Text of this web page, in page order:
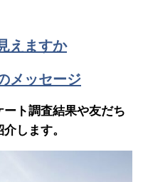
えますか
メッセージ
ト調査結果や友だち
します。